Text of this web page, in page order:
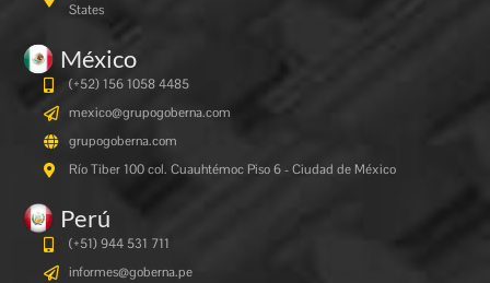
States
México
(+52) 156 1058 4485
mexico@grupogoberna.com
grupogoberna.com
Río Tiber 100 col. Cuauhtémoc Piso 6 - Ciudad de México
Perú
(+51) 944 531 711
informes@goberna.pe